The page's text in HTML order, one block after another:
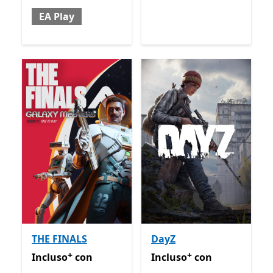
EA Play
THE FINALS
Incluso con Game Pass
Offre acquisti in-app
Incluso+ con
DayZ
Incluso con Game Pass
Incluso+ con